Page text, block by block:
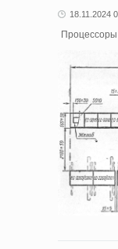
18.11.2024
Процессоры